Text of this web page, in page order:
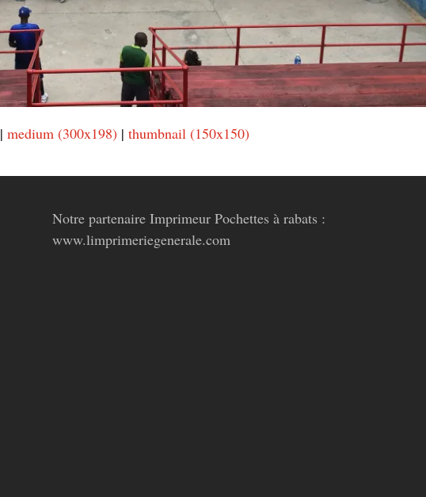
|medium (300x198) |thumbnail (150x150)
Notre partenaire Imprimeur Pochettes à rabats :
www.limprimeriegenerale.com